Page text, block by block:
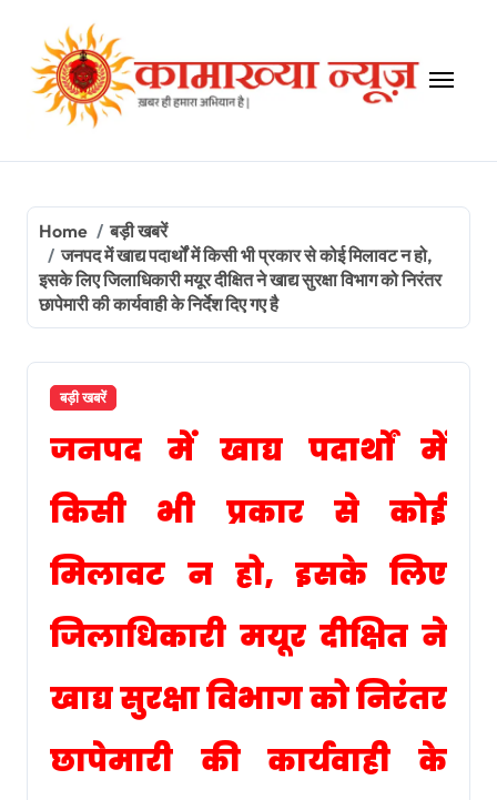
content
Home
बड़ी खबरें
जनपद में खाद्य पदार्थों में किसी भी प्रकार से कोई मिलावट न हो,
इसके लिए जिलाधिकारी मयूर दीक्षित ने खाद्य सुरक्षा विभाग को निरंतर
छापेमारी की कार्यवाही के निर्देश दिए गए है
बड़ी खबरें
जनपद में खाद्य पदार्थों में
किसी भी प्रकार से कोई
मिलावट न हो, इसके लिए
जिलाधिकारी मयूर दीक्षित ने
खाद्य सुरक्षा विभाग को निरंतर
छापेमारी की कार्यवाही के